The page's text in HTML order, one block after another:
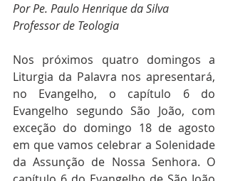
Por Pe. Paulo Henrique da Silva
Professor de Teologia
Nos próximos quatro domingos a
Liturgia da Palavra nos apresentará,
no Evangelho, o capítulo 6 do
Evangelho segundo São João, com
exceção do domingo 18 de agosto
em que vamos celebrar a Solenidade
da Assunção de Nossa Senhora. O